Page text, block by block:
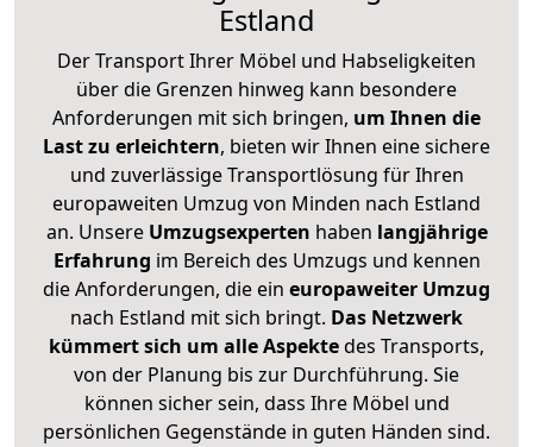
Estland
Der Transport Ihrer Möbel und Habseligkeiten
über die Grenzen hinweg kann besondere
Anforderungen mit sich bringen, um Ihnen die
Last zu erleichtern, bieten wir Ihnen eine sichere
und zuverlässige Transportlösung für Ihren
europaweiten Umzug von Minden nach Estland
an. Unsere Umzugsexperten haben langjährige
Erfahrung im Bereich des Umzugs und kennen
die Anforderungen, die ein europaweiter Umzug
nach Estland mit sich bringt. Das Netzwerk
kümmert sich um alle Aspektedes Transports,
von der Planung bis zur Durchführung. Sie
können sicher sein, dass Ihre Möbel und
persönlichen Gegenstände in guten Händen sind.